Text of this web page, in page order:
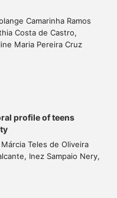
Camarinha Ramos
Costa de Castro,
Maria Pereira Cruz
profile of teens
Teles de Oliveira
Inez Sampaio Nery,